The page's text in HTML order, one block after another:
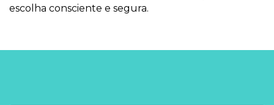
escolha consciente e segura.